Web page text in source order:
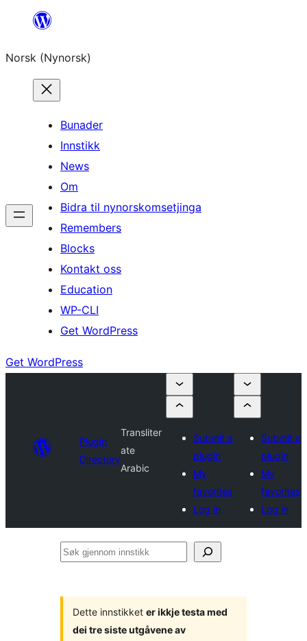
content
Norsk (Nynorsk)
Bunader
Innstikk
News
Om
Bidra til nynorskomsetjinga
Remembers
Blocks
Kontakt oss
Education
WP-CLI
Get WordPress
Get WordPress
Plugin
Directory
Transliter
ate
Arabic
Submit a
plugin
My
favorites
Log in
Submit a
plugin
My
favorites
Log in
Søk
Dette innstikket er ikkje testa med
dei tre siste utgåvene av